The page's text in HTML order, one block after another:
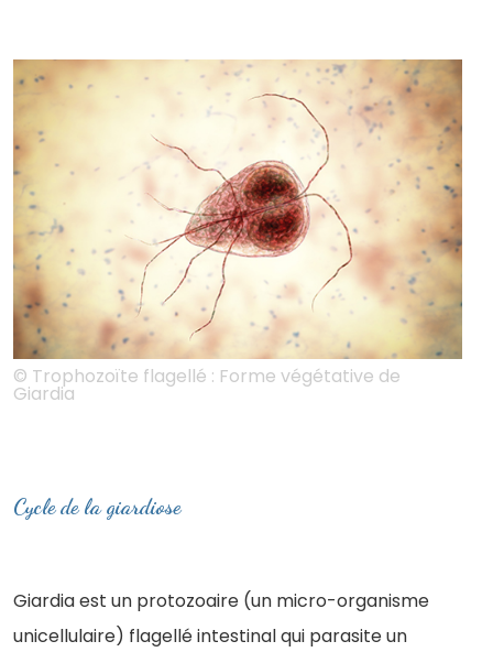
© Trophozoïte flagellé : Forme végétative de
Giardia
Cycle de la giardiose
Giardia est un protozoaire (un micro-organisme
unicellulaire) flagellé intestinal qui parasite un